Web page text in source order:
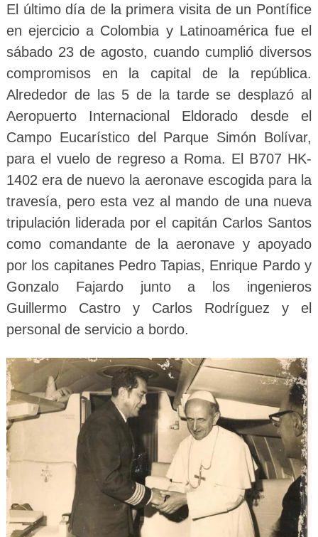
El último día de la primera visita de un Pontífice
en ejercicio a Colombia y Latinoamérica fue el
sábado 23 de agosto, cuando cumplió diversos
compromisos en la capital de la república.
Alrededor de las 5 de la tarde se desplazó al
Aeropuerto Internacional Eldorado desde el
Campo Eucarístico del Parque Simón Bolívar,
para el vuelo de regreso a Roma. El B707 HK-
1402 era de nuevo la aeronave escogida para la
travesía, pero esta vez al mando de una nueva
tripulación liderada por el capitán Carlos Santos
como comandante de la aeronave y apoyado
por los capitanes Pedro Tapias, Enrique Pardo y
Gonzalo Fajardo junto a los ingenieros
Guillermo Castro y Carlos Rodríguez y el
personal de servicio a bordo.